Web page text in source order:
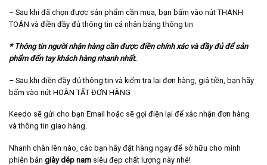
– Sau khi đã chọn được sản phẩm cần mua, bạn bấm vào nút THANH
TOÁN và điền đầy đủ thông tin cá nhân bảng thông tin
* Thông tin người nhận hàng cần được điền chính xác và đầy đủ để sản
phẩm đến tay khách hàng nhanh nhất.
– Sau khi điền đầy đủ thông tin và kiểm tra lại đơn hàng, giá tiền, bạn hãy
bấm vào nút HOÀN TẤT ĐƠN HÀNG
Keedo sẽ gửi cho bạn Email hoặc sẽ gọi điện lại để xác nhận đơn hàng
và thông tin giao hàng.
Nhanh chân lên nào, các bạn hãy đặt hàng ngay để sở hữu cho mình
phiên bản giày dép nam siêu đẹp chất lượng này nhé!